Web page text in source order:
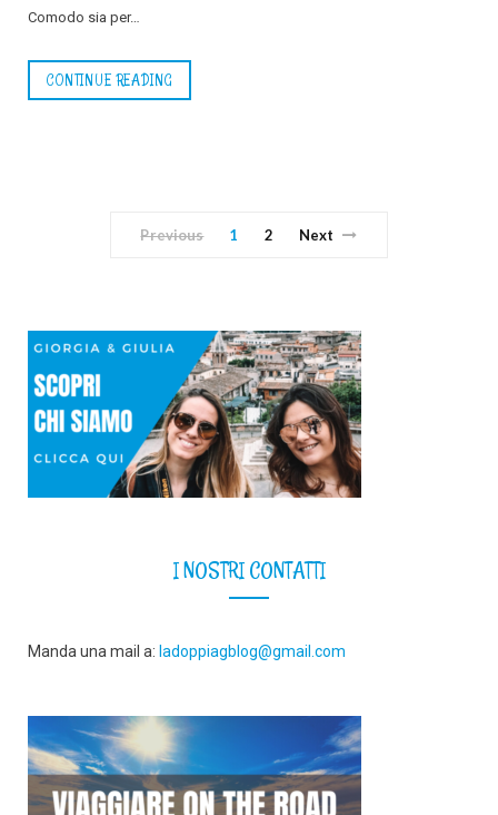
Comodo sia per…
CONTINUE READING
Previous 1 2 Next
I NOSTRI CONTATTI
Manda una mail a: ladoppiagblog@gmail.com